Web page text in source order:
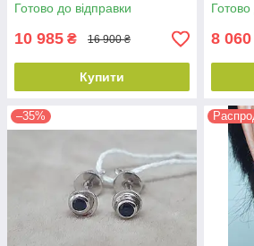
Готово до відправки
10 985 ₴ 16 900 ₴
Купити
Готово
8 060
–35%